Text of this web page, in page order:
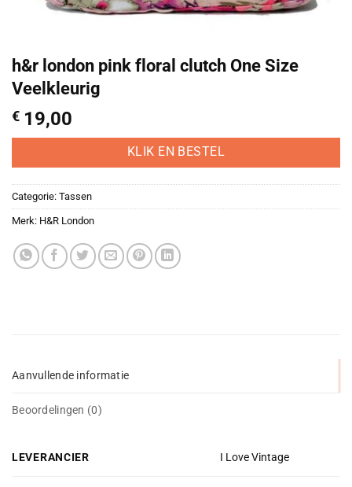
h&r london pink floral clutch One Size
Veelkleurig
€ 19,00
KLIK EN BESTEL
Categorie: Tassen
Merk: H&R London
Aanvullende informatie
Beoordelingen (0)
LEVERANCIER I Love Vintage